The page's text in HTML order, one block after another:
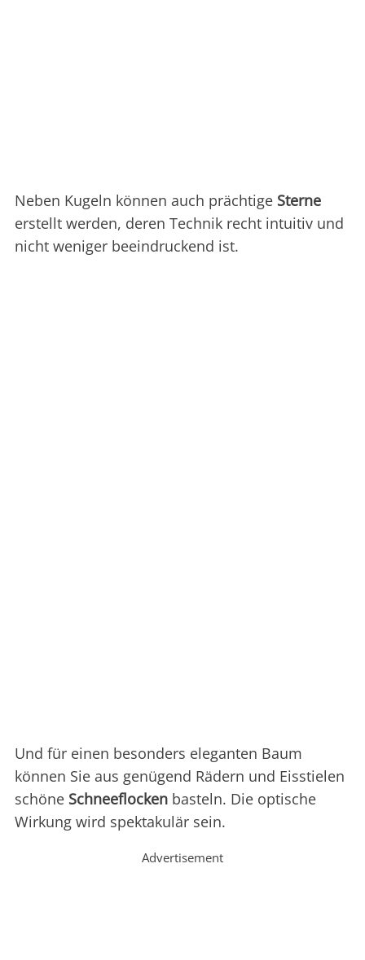
Neben Kugeln können auch prächtige Sterne
erstellt werden, deren Technik recht intuitiv und
nicht weniger beeindruckend ist.
Und für einen besonders eleganten Baum
können Sie aus genügend Rädern und Eisstielen
schöne Schneeflocken basteln. Die optische
Wirkung wird spektakulär sein.
Advertisement